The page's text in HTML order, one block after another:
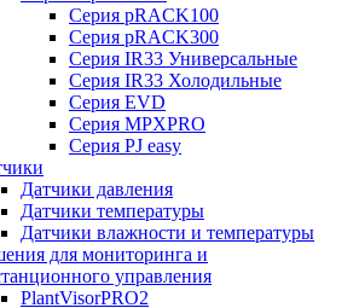
Серия pRACK100
Серия pRACK300
Серия IR33 Универсальные
Серия IR33 Холодильные
Серия EVD
Серия MPXPRO
Серия PJ easy
Датчики давления
Датчики температуры
Датчики влажности и температуры
для мониторинга и
управления
PlantVisorPRO2